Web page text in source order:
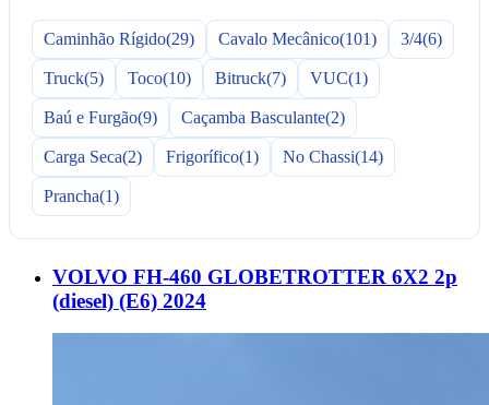
Caminhão Rígido(29) Cavalo Mecânico(101) 3/4(6)
Truck(5) Toco(10) Bitruck(7) VUC(1)
Baú e Furgão(9) Caçamba Basculante(2)
Carga Seca(2) Frigorífico(1) No Chassi(14)
Prancha(1)
VOLVO FH-460 GLOBETROTTER 6X2 2p
(diesel) (E6) 2024